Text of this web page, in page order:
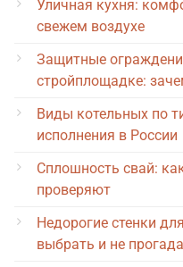
Уличная кухня:
свежем воздухе
Защитные
стройплощадке:
Виды котельных по
исполнения в России
Сплошность свай:
проверяют
Недорогие стенки
выбрать и не